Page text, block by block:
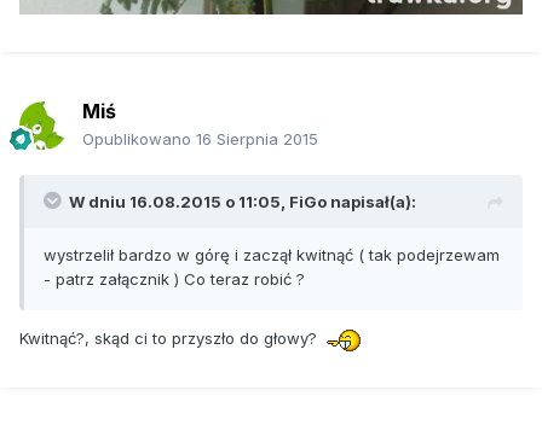
Miś
Opublikowano 16 Sierpnia 2015
W dniu 16.08.2015 o 11:05, FiGo napisał(a):
wystrzelił bardzo w górę i zaczął kwitnąć ( tak podejrzewam
- patrz załącznik ) Co teraz robić ?
Kwitnąć?, skąd ci to przyszło do głowy?